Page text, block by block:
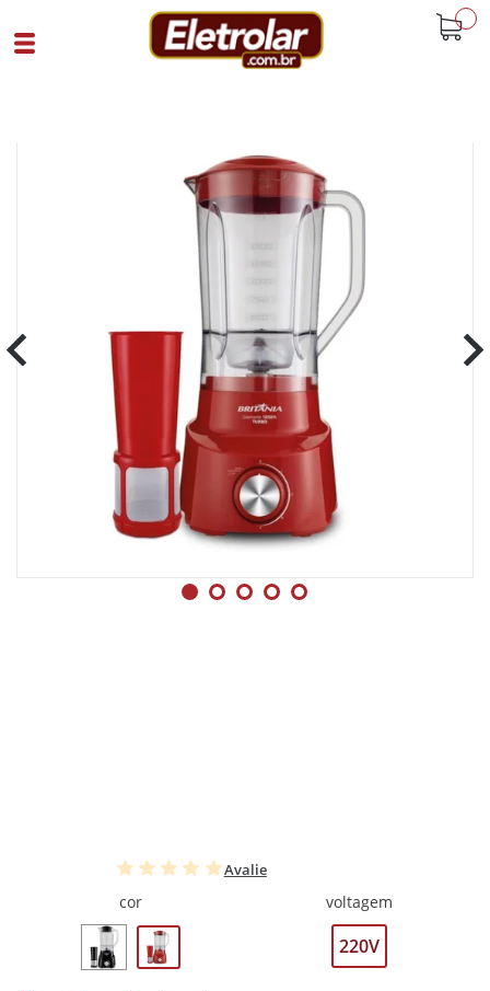
Eletroportáteis Liquidificador E Blenders
Liquidificador Diamante Britânia
SKU 108234|17|1
Avalie
cor voltagem
220V